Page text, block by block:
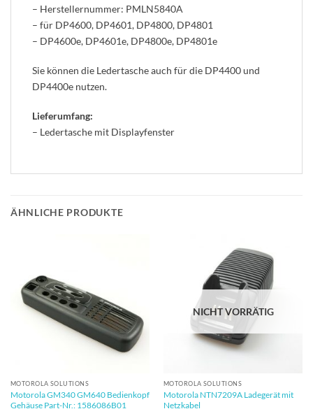
– Herstellernummer: PMLN5840A
– für DP4600, DP4601, DP4800, DP4801
– DP4600e, DP4601e, DP4800e, DP4801e
Sie können die Ledertasche auch für die DP4400 und
DP4400e nutzen.
Lieferumfang:
– Ledertasche mit Displayfenster
ÄHNLICHE PRODUKTE
MOTOROLA SOLUTIONS
Motorola GM340 GM640 Bedienkopf
Gehäuse Part-Nr.: 1586086B01
NICHT VORRÄTIG
MOTOROLA SOLUTIONS
Motorola NTN7209A Ladegerät mit
Netzkabel